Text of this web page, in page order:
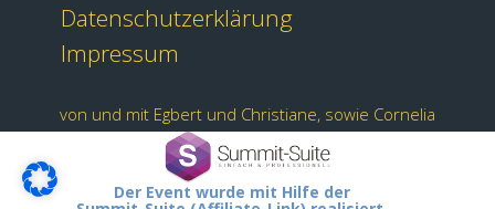
Datenschutzerklärung
Impressum
von und mit Egbert und Christiane, sowie Cornelia
Der Event wurde mit Hilfe der